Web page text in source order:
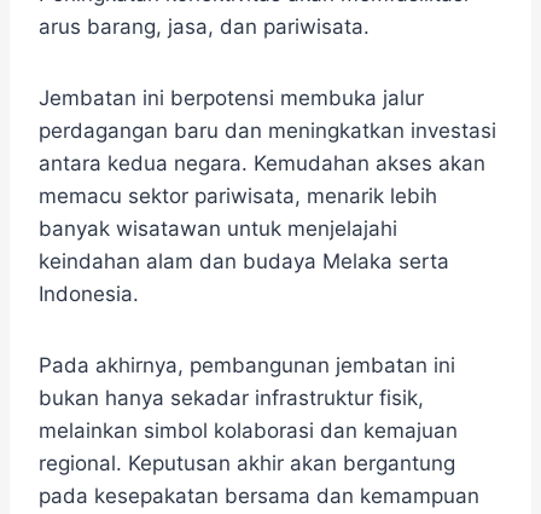
arus barang, jasa, dan pariwisata.
Jembatan ini berpotensi membuka jalur
perdagangan baru dan meningkatkan investasi
antara kedua negara. Kemudahan akses akan
memacu sektor pariwisata, menarik lebih
banyak wisatawan untuk menjelajahi
keindahan alam dan budaya Melaka serta
Indonesia.
Pada akhirnya, pembangunan jembatan ini
bukan hanya sekadar infrastruktur fisik,
melainkan simbol kolaborasi dan kemajuan
regional. Keputusan akhir akan bergantung
pada kesepakatan bersama dan kemampuan